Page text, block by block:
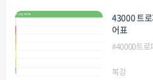
43000 트
어표
#40000트로
복강